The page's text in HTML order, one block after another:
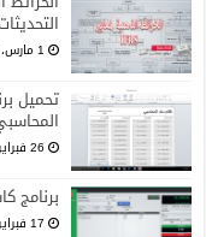
1 مارس، 2025
تحميل
26 فبراير، 2025
برنامج
17 فبراير، 2025